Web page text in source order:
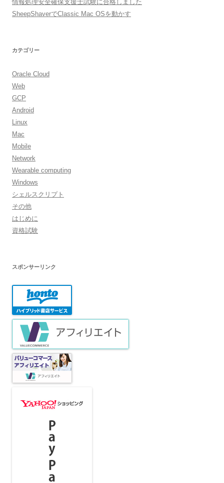
情報処理安全確保支援士試験に合格しました
SheepShaverでClassic Mac OSを動かす
カテゴリー
Oracle Cloud
Web
GCP
Android
Linux
Mac
Mobile
Network
Wearable computing
Windows
シェルスクリプト
その他
はじめに
資格試験
スポンサーリンク